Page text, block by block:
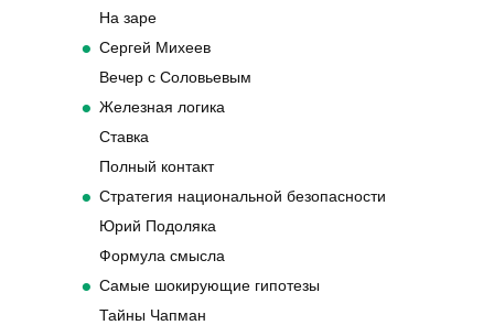
На заре
Сергей Михеев
Вечер с Соловьевым
Железная логика
Ставка
Полный контакт
Стратегия национальной безопасности
Юрий Подоляка
Формула смысла
Самые шокирующие гипотезы
Тайны Чапман